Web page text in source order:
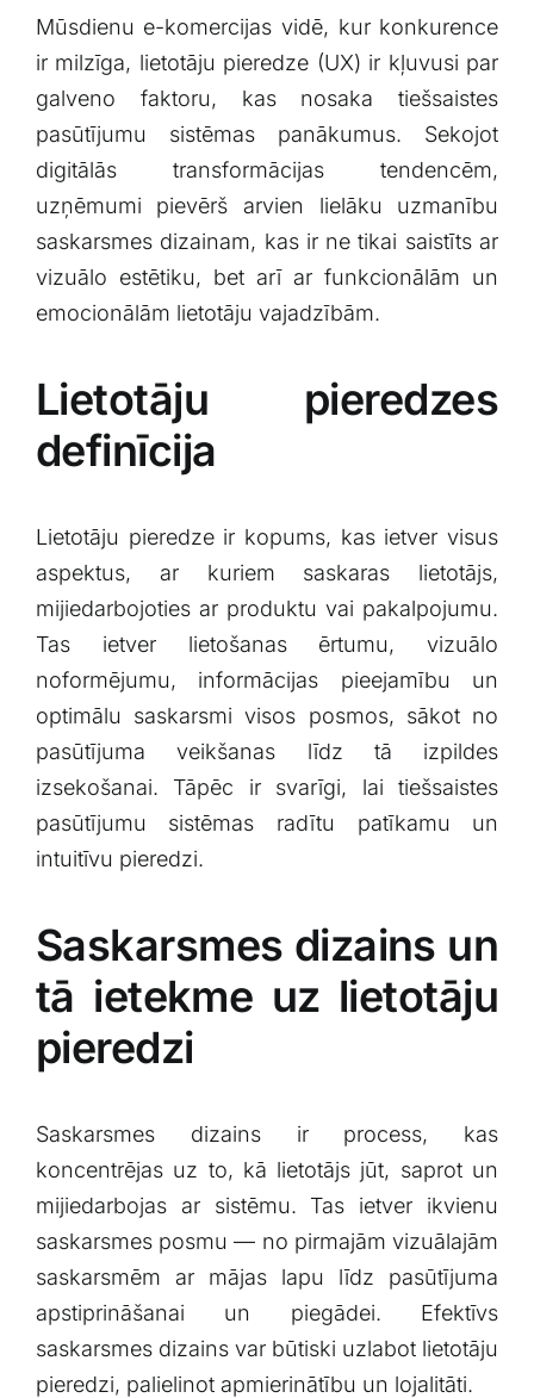
Mūsdienu e-komercijas vidē, kur konkurence
ir milzīga, ⁤lietotāju pieredze (UX) ir kļuvusi par​
galveno faktoru, kas nosaka⁢ tiešsaistes
pasūtījumu sistēmas panākumus. Sekojot
digitālās transformācijas tendencēm,
uzņēmumi pievērš arvien⁤ lielāku uzmanību
saskarsmes⁤ dizainam, kas ir ⁤ne tikai saistīts ar
vizuālo estētiku, bet​ arī ar funkcionālām un
emocionālām lietotāju vajadzībām.
Lietotāju pieredzes
definīcija
Lietotāju pieredze ir kopums, kas ietver ‌visus
aspektus, ar kuriem saskaras lietotājs,
mijiedarbojoties ar produktu vai pakalpojumu.
Tas ietver lietošanas ērtumu, vizuālo
noformējumu, ⁤informācijas ⁢pieejamību un​
optimālu‍ saskarsmi visos posmos, ⁢sākot no
pasūtījuma veikšanas līdz tā izpildes
izsekošanai. Tāpēc ir svarīgi, lai tiešsaistes
pasūtījumu sistēmas radītu patīkamu un
intuitīvu pieredzi.⁢
Saskarsmes dizains un
tā ietekme uz lietotāju​
pieredzi
Saskarsmes dizains ir process, kas
koncentrējas uz to, kā lietotājs jūt, saprot un
⁣mijiedarbojas ar sistēmu. Tas ietver ikvienu
saskarsmes posmu — no pirmajām vizuālajām
saskarsmēm ar mājas lapu līdz pasūtījuma
apstiprināšanai un piegādei. Efektīvs
saskarsmes dizains var būtiski uzlabot lietotāju
pieredzi, palielinot⁣ apmierinātību un lojalitāti.